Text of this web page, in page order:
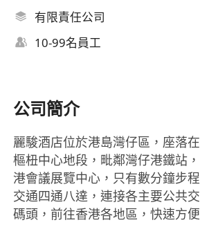
有限責任公司
10-99名員工
公司簡介
麗駿酒店位於港島灣仔區，座落
樞杻中心地段，毗鄰灣仔港鐵站
港會議展覽中心，只有數分鐘步
交通四通八達，連接各主要公共
碼頭，前往香港各地區，快速方